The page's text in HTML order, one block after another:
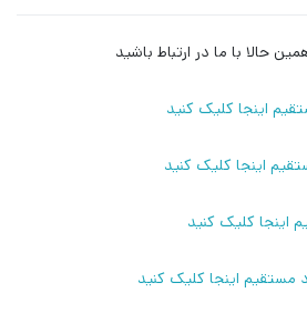
حالا با ما در ارتباط باشید
اینجا کلیک کنید
اینجا کلیک کنید
اینجا کلیک کنید
اینجا کلیک کنید